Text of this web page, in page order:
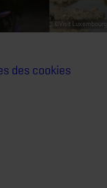
©Visit Luxembourg
des cookies